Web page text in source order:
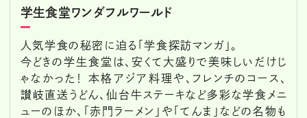
学生食堂ワンダフルワールド
人気学食の秘密に迫る「学食探訪マンガ」。
今どきの学生食堂は、安くて大盛りで美味しいだけじ
ゃなかった！ 本格アジア料理や、フレンチのコース、
讃岐直送うどん、仙台牛ステーキなど多彩な学食メニ
ューのほか、「赤門ラーメン」や「てんま」などの名物も